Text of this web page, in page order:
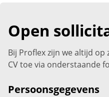
Open
Bij Proflex zijn we altijd op
CV toe via onderstaande
Persoonsgegevens